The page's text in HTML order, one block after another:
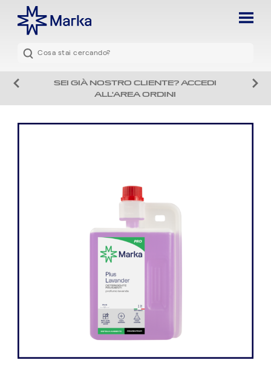
SEI GIÀ NOSTRO CLIENTE? ACCEDI
ALL'AREA ORDINI